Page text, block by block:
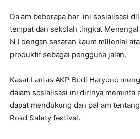
Dalam beberapa hari ini sosialisasi
tempat dan sekolah tingkat
N ) dengan sasaran kaum millenial
produktif sebagai pengguna jalan.
Kasat Lantas AKP Budi Haryono
dalam sosialisasi ini dirinya meminta
dapat mendukung dan paham
Road Safety festival.